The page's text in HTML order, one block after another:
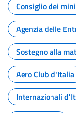
Consiglio dei
Agenzia delle
Sostegno alla
Aero Club d'Italia
Internazionali